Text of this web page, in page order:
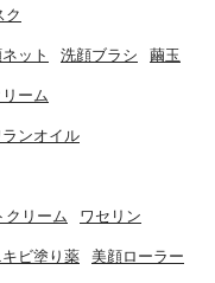
ク
ット 洗顔ブラシ 繭玉
ーム
ンオイル
クリーム ワセリン
キビ塗り薬 美顔ローラー